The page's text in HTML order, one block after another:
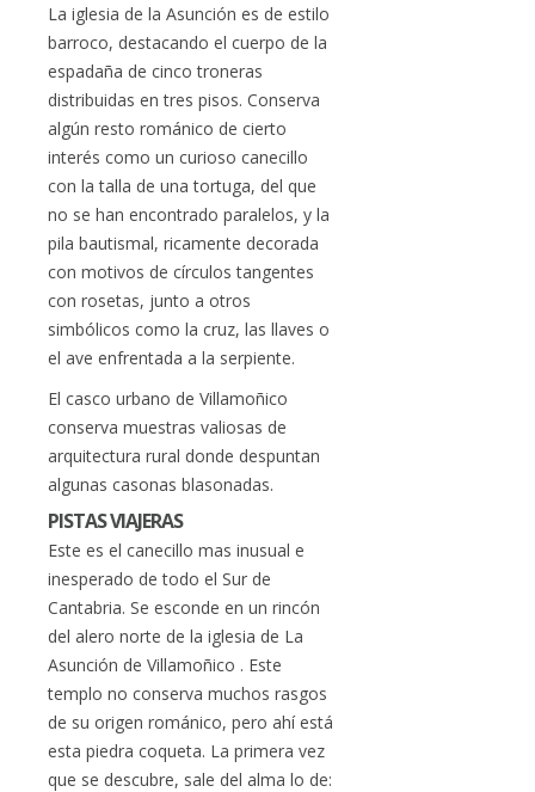
La iglesia de la Asunción es de estilo
barroco, destacando el cuerpo de la
espadaña de cinco troneras
distribuidas en tres pisos. Conserva
algún resto románico de cierto
interés como un curioso canecillo
con la talla de una tortuga, del que
no se han encontrado paralelos, y la
pila bautismal, ricamente decorada
con motivos de círculos tangentes
con rosetas, junto a otros
simbólicos como la cruz, las llaves o
el ave enfrentada a la serpiente.
El casco urbano de Villamoñico
conserva muestras valiosas de
arquitectura rural donde despuntan
algunas casonas blasonadas.
PISTAS VIAJERAS
Este es el canecillo mas inusual e
inesperado de todo el Sur de
Cantabria. Se esconde en un rincón
del alero norte de la iglesia de La
Asunción de Villamoñico . Este
templo no conserva muchos rasgos
de su origen románico, pero ahí está
esta piedra coqueta. La primera vez
que se descubre, sale del alma lo de: